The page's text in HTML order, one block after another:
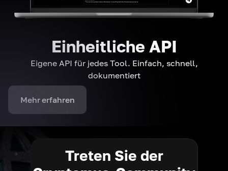
Einheitliche API
Eigene API für jedes Tool. Einfach, schnell,
dokumentiert
Mehr erfahren
Treten Sie der